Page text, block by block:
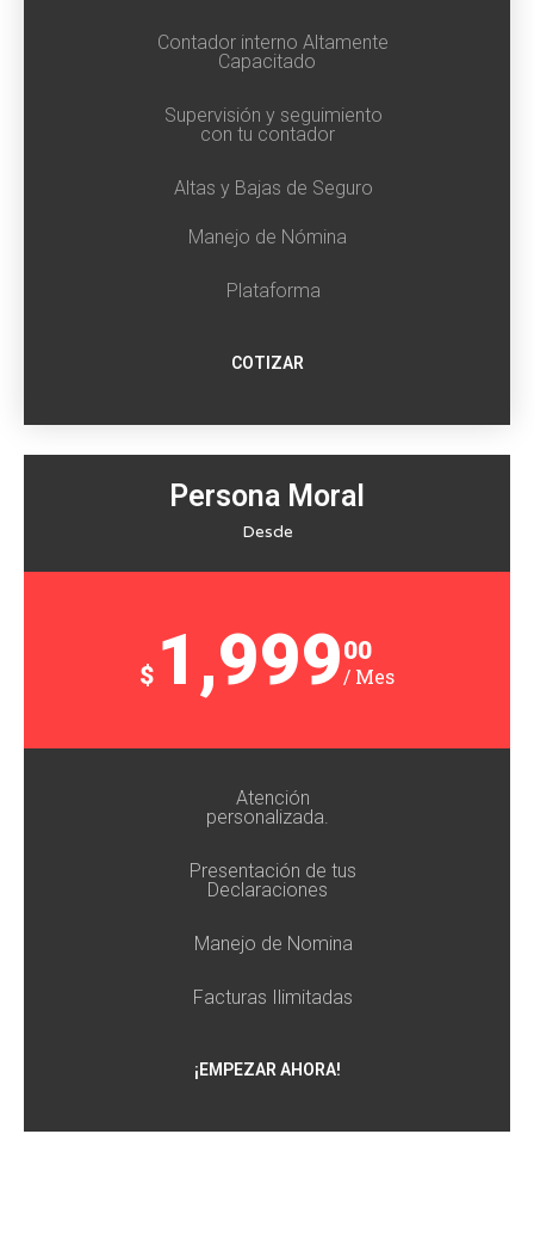
Contador interno Altamente
Capacitado
Supervisión y seguimiento
con tu contador
Altas y Bajas de Seguro
Manejo de Nómina
Plataforma
COTIZAR
Persona Moral
Desde
$ 1,99900
/ Mes
Atención
personalizada.
Presentación de tus
Declaraciones
Manejo de Nomina
Facturas Ilimitadas
¡EMPEZAR AHORA!